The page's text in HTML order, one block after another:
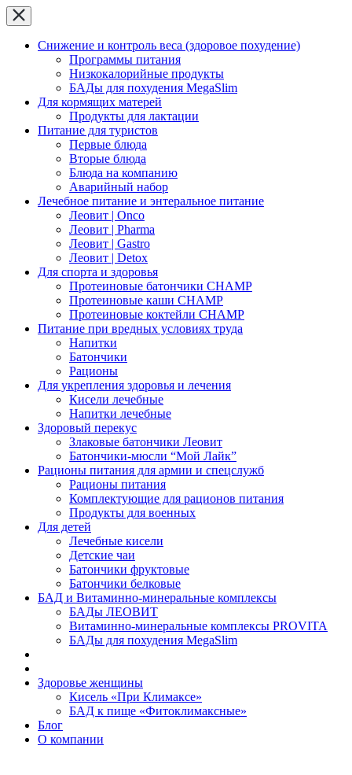
Снижение и контроль веса (здоровое похудение)
Программы питания
Низкокалорийные продукты
БАДы для похудения MegaSlim
Для кормящих матерей
Продукты для лактации
Питание для туристов
Первые блюда
Вторые блюда
Блюда на компанию
Аварийный набор
Лечебное питание и энтеральное питание
Леовит | Onco
Леовит | Pharma
Леовит | Gastro
Леовит | Detox
Для спорта и здоровья
Протеиновые батончики CHAMP
Протеиновые каши CHAMP
Протеиновые коктейли CHAMP
Питание при вредных условиях труда
Напитки
Батончики
Рационы
Для укрепления здоровья и лечения
Кисели лечебные
Напитки лечебные
Здоровый перекус
Злаковые батончики Леовит
Батончики-мюсли “Мой Лайк”
Рационы питания для армии и спецслужб
Рационы питания
Комплектующие для рационов питания
Продукты для военных
Для детей
Лечебные кисели
Детские чаи
Батончики фруктовые
Батончики белковые
БАД и Витаминно-минеральные комплексы
БАДы ЛЕОВИТ
Витаминно-минеральные комплексы PROVITA
БАДы для похудения MegaSlim
Здоровье женщины
Кисель «При Климаксе»
БАД к пище «Фитоклимаксные»
Блог
О компании